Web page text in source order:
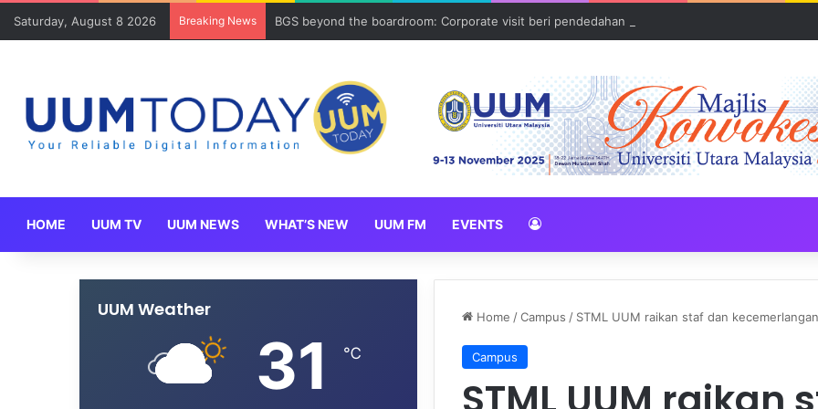
Saturday, August 8 2026 Breaking News BGS beyond the boardroom: Corporate visit beri pendedahan dunia korporat kepada PELAJAR
HOME UUM TV UUM NEWS WHAT’S NEW UUM FM EVENTS
Home /Campus / STML UUM raikan staf dan
Campus
UUM Weather
31 ℃